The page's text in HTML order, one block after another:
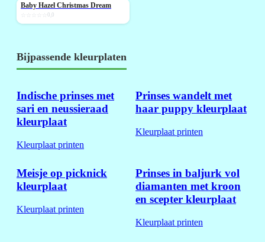
NIEUW
Baby Hazel Christmas Dream
0,0
Bijpassende kleurplaten
Indische prinses met
sari en neussieraad
kleurplaat
Kleurplaat printen
Prinses wandelt met
haar puppy kleurplaat
Kleurplaat printen
Meisje op picknick
kleurplaat
Kleurplaat printen
Prinses in baljurk vol
diamanten met kroon
en scepter kleurplaat
Kleurplaat printen